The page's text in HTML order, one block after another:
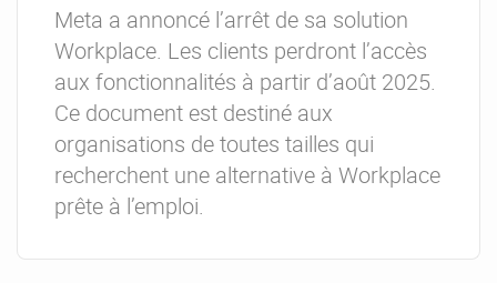
Meta a annoncé l’arrêt de sa solution
Workplace. Les clients perdront l’accès
aux fonctionnalités à partir d’août 2025.
Ce document est destiné aux
organisations de toutes tailles qui
recherchent une alternative à Workplace
prête à l’emploi.